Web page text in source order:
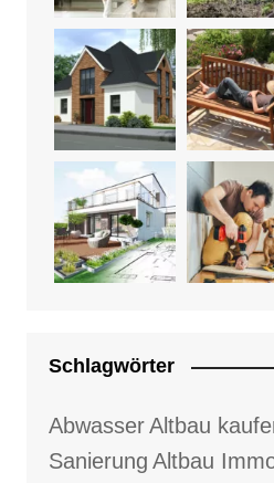
Schlagwörter
AbwasserAltbau
Sanierung Altbau